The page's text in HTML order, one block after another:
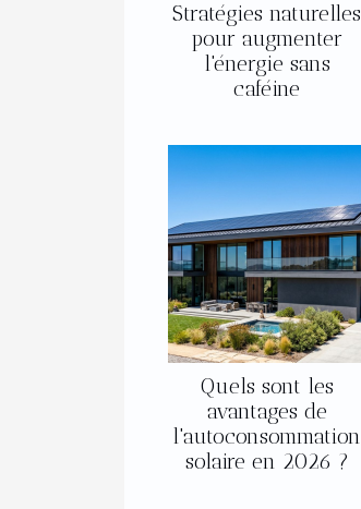
Stratégies naturelles
pour augmenter
l'énergie sans
caféine
Quels sont les
avantages de
l'autoconsommation
solaire en 2026 ?